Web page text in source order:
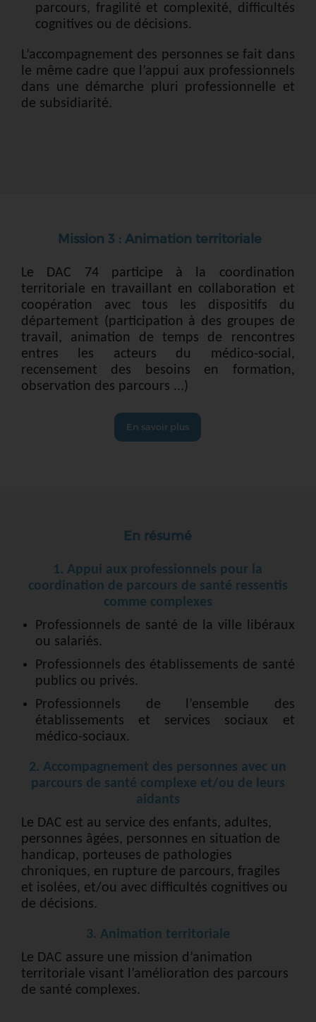
parcours, fragilité et complexité, difficultés
cognitives ou de décisions.
L’accompagnement des personnes se fait dans
le même cadre que l’appui aux professionnels
dans une démarche pluri professionnelle et
de subsidiarité.
Mission 3 : Animation territoriale
Le DAC 74 participe à la coordination
territoriale en travaillant en collaboration et
coopération avec tous les dispositifs du
département (participation à des groupes de
travail, animation de temps de rencontres
entres les acteurs du médico-social,
recensement des besoins en formation,
observation des parcours ...)
En savoir plus
En résumé
1. Appui aux professionnels pour la
coordination de parcours de santé ressentis
comme complexes
Professionnels de santé de la ville libéraux
ou salariés.
Professionnels des établissements de santé
publics ou privés.
Professionnels de l’ensemble des
établissements et services sociaux et
médico-sociaux.
2. Accompagnement des personnes avec un
parcours de santé complexe et/ou de leurs
aidants
Le DAC est au service des enfants, adultes,
personnes âgées, personnes en situation de
handicap, porteuses de pathologies
chroniques, en rupture de parcours, fragiles
et isolées, et/ou avec difficultés cognitives ou
de décisions.
3. Animation territoriale
Le DAC assure une mission d’animation
territoriale visant l’amélioration des parcours
de santé complexes.